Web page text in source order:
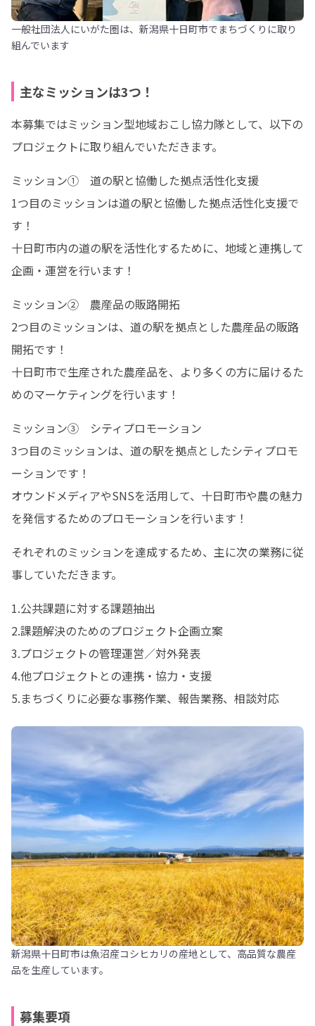
一般社団法人にいがた圏は、新潟県十日町市でまちづくりに取り
組んでいます
主なミッションは3つ！
本募集ではミッション型地域おこし協力隊として、以下の
プロジェクトに取り組んでいただきます。
ミッション①　道の駅と協働した拠点活性化支援
1つ目のミッションは道の駅と協働した拠点活性化支援で
す！
十日町市内の道の駅を活性化するために、地域と連携して
企画・運営を行います！
ミッション②　農産品の販路開拓
2つ目のミッションは、道の駅を拠点とした農産品の販路
開拓です！
十日町市で生産された農産品を、より多くの方に届けるた
めのマーケティングを行います！
ミッション③　シティプロモーション
3つ目のミッションは、道の駅を拠点としたシティプロモ
ーションです！
オウンドメディアやSNSを活用して、十日町市や農の魅力
を発信するためのプロモーションを行います！
それぞれのミッションを達成するため、主に次の業務に従
事していただきます。
1.公共課題に対する課題抽出
2.課題解決のためのプロジェクト企画立案
3.プロジェクトの管理運営／対外発表
4.他プロジェクトとの連携・協力・支援
5.まちづくりに必要な事務作業、報告業務、相談対応
新潟県十日町市は魚沼産コシヒカリの産地として、高品質な農産
品を生産しています。
募集要項